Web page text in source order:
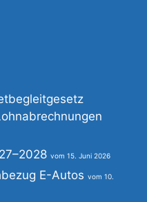
15. Juni 2026
E-Autos 10.